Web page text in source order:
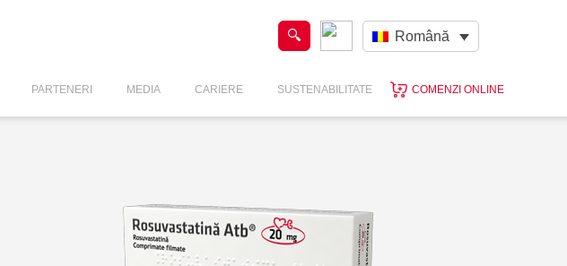
Română
PARTENERI MEDIA CARIERE SUSTENABILITATE COMENZI ONLINE